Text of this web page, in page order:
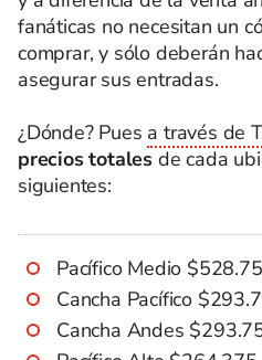
fanáticas no necesitan un
comprar, y sólo deberán
asegurar sus entradas.
¿Dónde? Pues a través de
precios totales de cada
siguientes:
Pacífico Medio
Cancha Pacífico
Cancha Andes